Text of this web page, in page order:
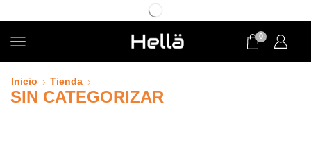
0
Inicio Tienda
SIN CATEGORIZAR